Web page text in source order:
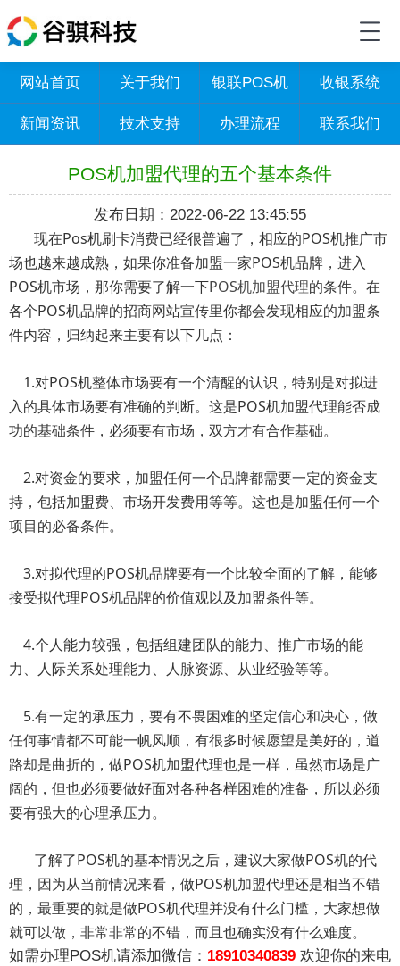
网站首页 关于我们 银联POS机 收银系统
新闻资讯 技术支持 办理流程 联系我们
POS机加盟代理的五个基本条件
发布日期：2022-06-22 13:45:55
现在Pos机刷卡消费已经很普遍了，相应的POS机推广市
场也越来越成熟，如果你准备加盟一家POS机品牌，进入
POS机市场，那你需要了解一下POS机加盟代理的条件。在
各个POS机品牌的招商网站宣传里你都会发现相应的加盟条
件内容，归纳起来主要有以下几点：
1.对POS机整体市场要有一个清醒的认识，特别是对拟进
入的具体市场要有准确的判断。这是POS机加盟代理能否成
功的基础条件，必须要有市场，双方才有合作基础。
2.对资金的要求，加盟任何一个品牌都需要一定的资金支
持，包括加盟费、市场开发费用等等。这也是加盟任何一个
项目的必备条件。
3.对拟代理的POS机品牌要有一个比较全面的了解，能够
接受拟代理POS机品牌的价值观以及加盟条件等。
4.个人能力较强，包括组建团队的能力、推广市场的能
力、人际关系处理能力、人脉资源、从业经验等等。
5.有一定的承压力，要有不畏困难的坚定信心和决心，做
任何事情都不可能一帆风顺，有很多时候愿望是美好的，道
路却是曲折的，做POS机加盟代理也是一样，虽然市场是广
阔的，但也必须要做好面对各种各样困难的准备，所以必须
要有强大的心理承压力。
了解了POS机的基本情况之后，建议大家做POS机的代
理，因为从当前情况来看，做POS机加盟代理还是相当不错
的，‍‍最重要的就是做POS机代理并没有什么门槛，大家想做
就可以做，非常非常的不错，而且也确实没有什么难度。
如需办理POS机请添加微信： 18910340839 欢迎你的来电